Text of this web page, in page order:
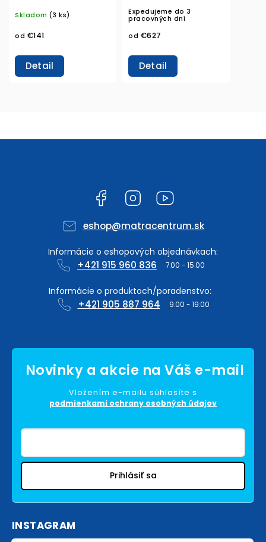
Skladom (3 ks)
od €141
Detail
Expedujeme do 3
pracovných dní
od €627
Detail
Facebook Instagram
eshop@matracentrum.sk
+421 915 960 836
+421 905 887 964
Vložením e-mailu súhlasíte s
podmienkami ochrany osobných údajov
Prihlásiť sa
INSTAGRAM